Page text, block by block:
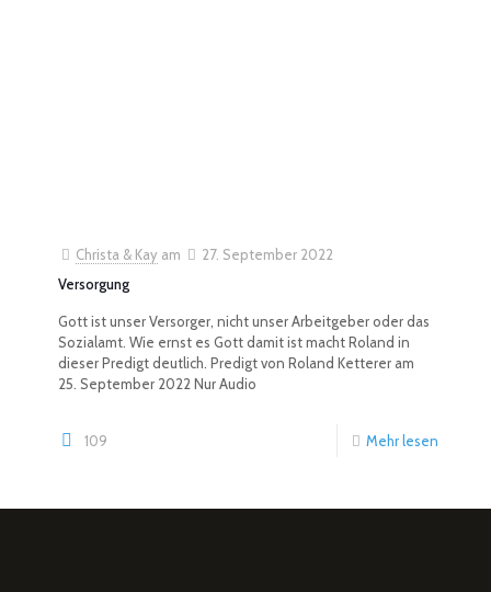
Christa & Kay am
27. September 2022
Versorgung
Gott ist unser Versorger, nicht unser Arbeitgeber oder das
Sozialamt. Wie ernst es Gott damit ist macht Roland in
dieser Predigt deutlich. Predigt von Roland Ketterer am
25. September 2022 Nur Audio
109 Mehr lesen